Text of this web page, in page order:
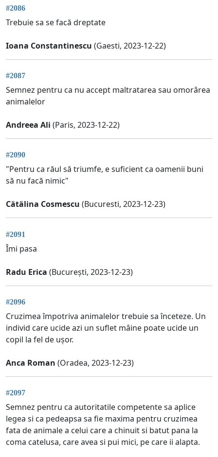
#2086
Trebuie sa se facă dreptate
Ioana Constantinescu (Gaesti, 2023-12-22)
#2087
Semnez pentru ca nu accept maltratarea sau omorârea
animalelor
Andreea Ali (Paris, 2023-12-22)
#2090
"Pentru ca răul să triumfe, e suficient ca oamenii buni
să nu facă nimic"
Cätälina Cosmescu (Bucuresti, 2023-12-23)
#2091
Îmi pasa
Radu Erica (București, 2023-12-23)
#2096
Cruzimea împotriva animalelor trebuie sa înceteze. Un
individ care ucide azi un suflet mâine poate ucide un
copil la fel de ușor.
Anca Roman (Oradea, 2023-12-23)
#2097
Semnez pentru ca autoritatile competente sa aplice
legea si ca pedeapsa sa fie maxima pentru cruzimea
fata de animale a celui care a chinuit si batut pana la
coma catelusa, care avea si pui mici, pe care ii alapta.